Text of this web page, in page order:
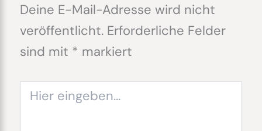
Deine E-Mail-Adresse wird nicht
veröffentlicht. Erforderliche Felder
sind mit * markiert
eingeben…